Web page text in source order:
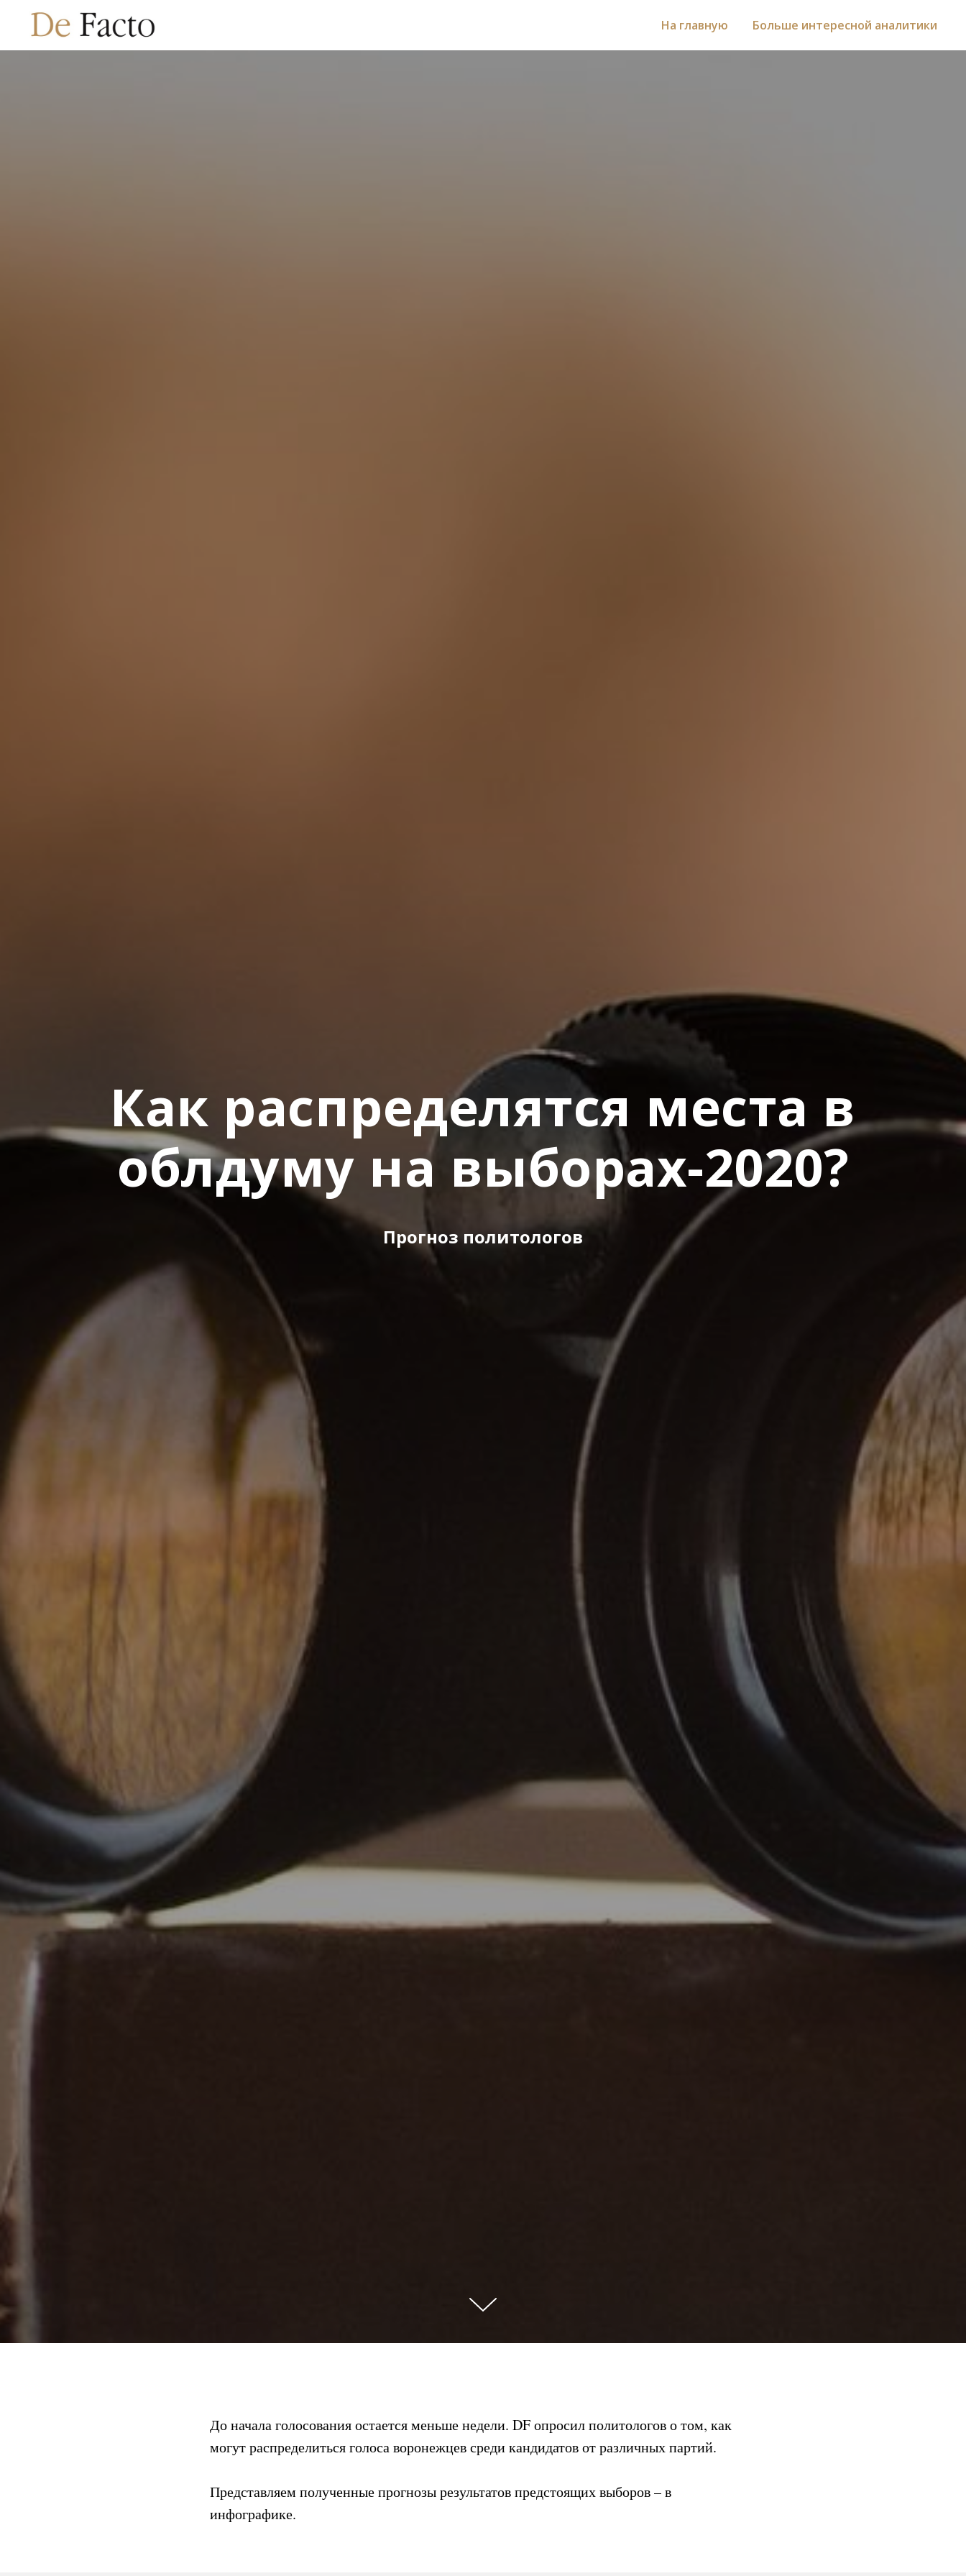
На главную Больше интересной аналитики
Как распределятся места в
облдуму на выборах-2020?
Прогноз политологов
До начала голосования остается меньше недели. DF опросил политологов о том, как
могут распределиться голоса воронежцев среди кандидатов от различных партий.
Представляем полученные прогнозы результатов предстоящих выборов – в
инфографике.